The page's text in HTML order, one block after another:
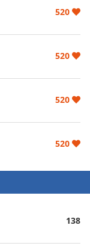
520
520
520
520
138